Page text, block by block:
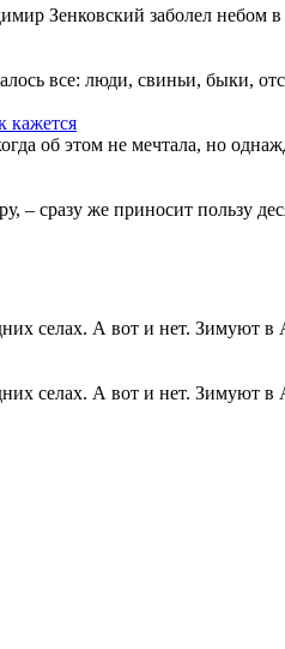
Зенковский заболел
все: люди, свиньи, быки,
кажется
об этом не мечтала, но
– сразу же приносит пользу
селах. А вот и нет. Зимуют в
селах. А вот и нет. Зимуют в